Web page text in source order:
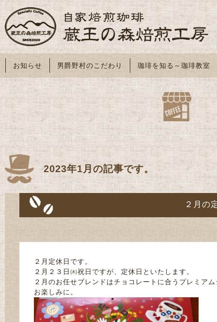
お知らせ 男爵野村のこだわり 珈琲を知る～珈琲教室
2023年1月の記事です。
２月の
２月定休日です。
２月２３日㈭祝日ですが、定休日といたします。
２月のお任せブレンドはチョコレートに合うプレミア
お楽しみに。